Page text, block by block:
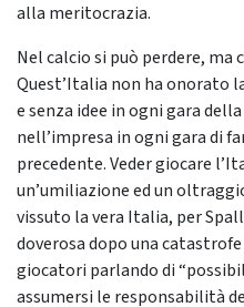
alla meritocrazia.
Nel calcio si può perdere, ma
Quest’Italia non ha onorato
e senza idee in ogni gara
nell’impresa in ogni gara di
precedente. Veder giocare
un’umiliazione ed un
vissuto la vera Italia, per
doverosa dopo una
giocatori parlando di
assumersi le responsabilità